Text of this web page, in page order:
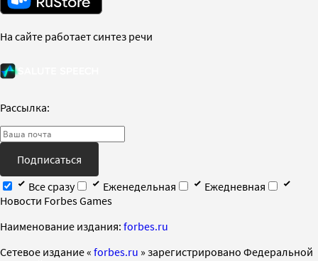
На сайте работает синтез речи
Рассылка:
Подписаться
Все сразу
Еженедельная
Ежедневная
Новости Forbes Games
Наименование издания: forbes.ru
Cетевое издание « forbes.ru » зарегистрировано Федеральной